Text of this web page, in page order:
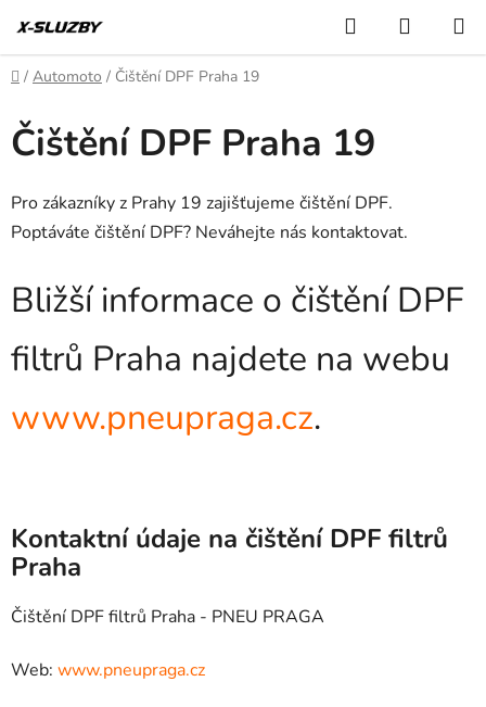
na
obsah
Hledat
KOŠÍK
Domů
/ Automoto / Čištění DPF Praha 19
Čištění DPF Praha 19
Pro zákazníky z Prahy 19 zajišťujeme čištění DPF.
Poptáváte čištění DPF? Neváhejte nás kontaktovat.
Bližší informace o čištění DPF
filtrů Praha najdete na webu
www.pneupraga.cz.
Kontaktní údaje na čištění DPF filtrů
Praha
Čištění DPF filtrů Praha - PNEU PRAGA
Web: www.pneupraga.cz